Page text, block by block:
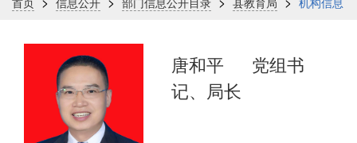
唐和平
党组书
记、局长